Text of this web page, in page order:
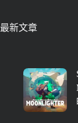
最新文章